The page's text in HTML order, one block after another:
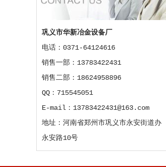
巩义市华新冶金设备厂
电话：0371-64124616
销售一部：13783422431
销售二部：18624958896
QQ：715545051
E-mail：13783422431@163.com
地址：河南省郑州市巩义市永安街道办
永安路10号